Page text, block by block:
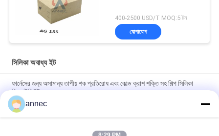
400-2500 USD/T MOQ:5 টন
যোগাযোগ
সিলিকা অবাধ্য ইট
ফার্নেসের জন্য অসামান্য তাপীয় শক প্রতিরোধ এবং কোল্ড ক্রাশ শক্তি সহ শিল্প সিলিকা
রিফ্র্যাক্টরি ইট
Customized Size and Heat Resistant Silica Fire Brick for High
Temperature Industrial Furnaces
annec